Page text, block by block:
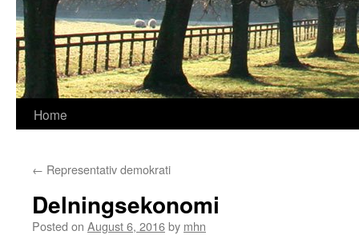
Skip
content
Home
← Representativ demokrati
Delningsekonomi
Posted on August 6, 2016by mhn